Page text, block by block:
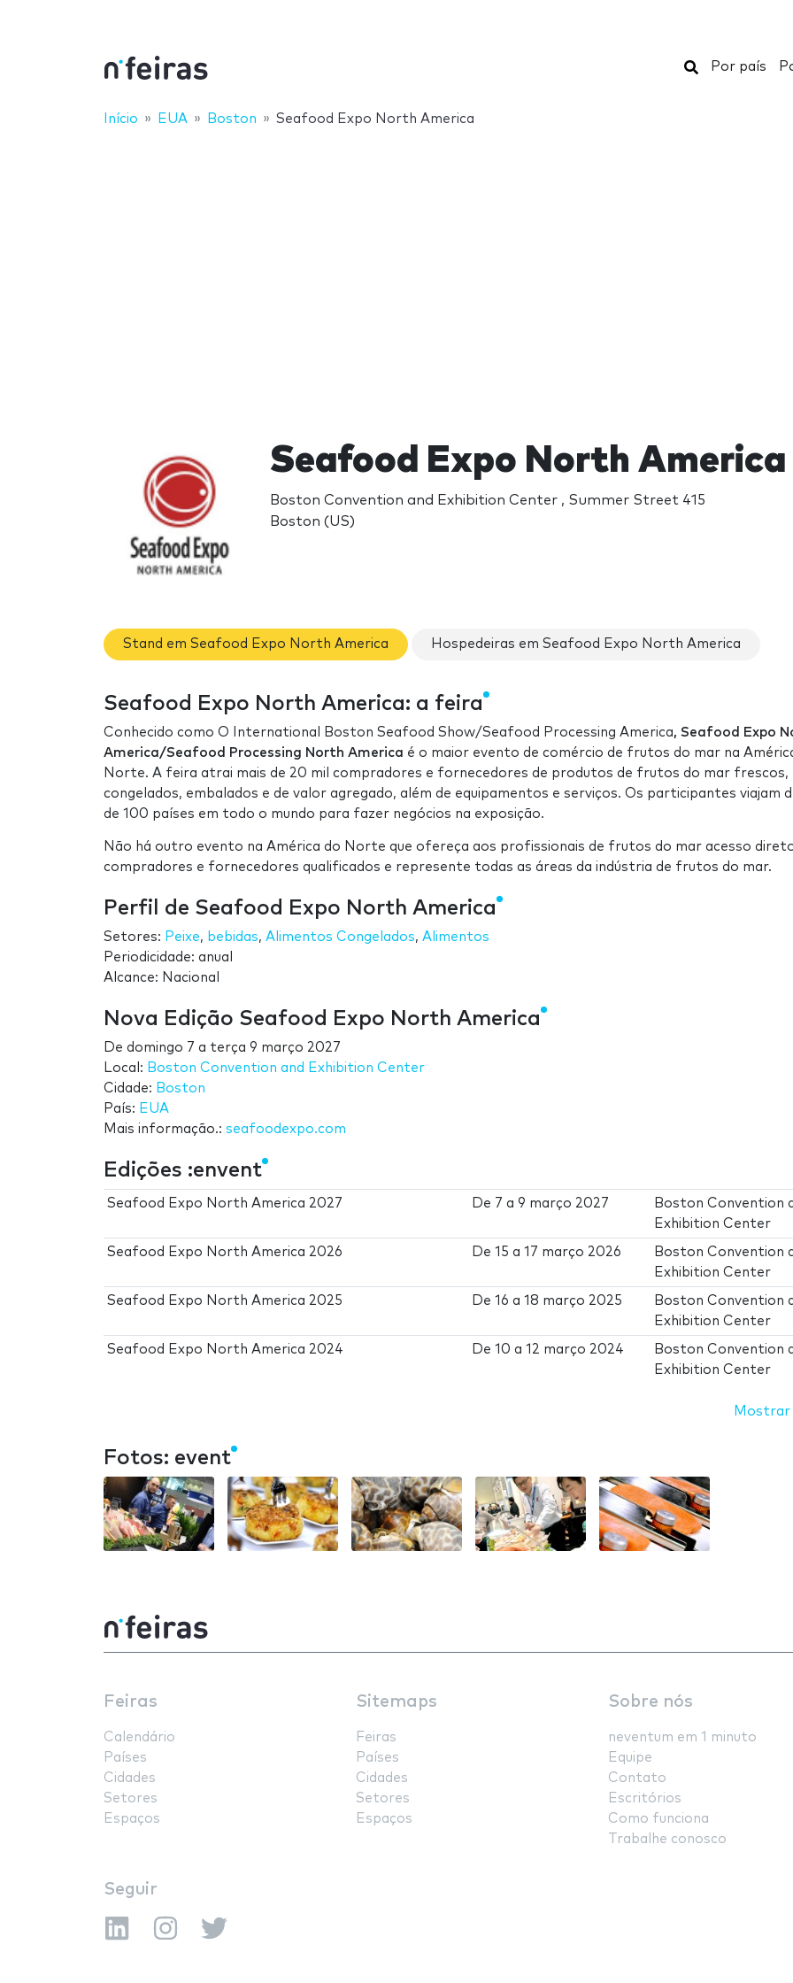
Buscar
Por país
Início EUA Boston Seafood Expo North America
Seafood Expo North America
Boston Convention and Exhibition Center , Summer Street 415
Boston (US)
Stand em Seafood Expo North America Hospedeiras em Seafood Expo North America
Seafood Expo North America: a feira
Conhecido como O International Boston Seafood Show/Seafood Processing America, Seafood Expo
America/Seafood Processing North America é o maior evento de comércio de frutos do mar na
Norte. A feira atrai mais de 20 mil compradores e fornecedores de produtos de frutos do mar frescos,
congelados, embalados e de valor agregado, além de equipamentos e serviços. Os participantes viajam
de 100 países em todo o mundo para fazer negócios na exposição.
Não há outro evento na América do Norte que ofereça aos profissionais de frutos do mar acesso
compradores e fornecedores qualificados e represente todas as áreas da indústria de frutos do mar.
Perfil de Seafood Expo North America
Setores: Peixe, bebidas, Alimentos Congelados, Alimentos
Periodicidade: anual
Alcance: Nacional
Nova Edição Seafood Expo North America
De domingo 7 a terça 9 março 2027
Local: Boston Convention and Exhibition Center
Cidade: Boston
País: EUA
Mais informação.: seafoodexpo.com
Edições :envent
Seafood Expo North America 2027 De 7 a9 março 2027
Boston Convention
Exhibition Center
Seafood Expo North America 2026 De15 a17 março 2026
Boston Convention
Exhibition Center
Seafood Expo North America 2025 De16 a18 março 2025
Boston Convention
Exhibition Center
Seafood Expo North America 2024 De10 a12 março 2024
Boston Convention
Exhibition Center
Mostrar
Fotos: event
Feiras
Calendário
Países
Cidades
Setores
Espaços
Sitemaps
Feiras
Países
Cidades
Setores
Espaços
Sobre nós
neventum em 1 minuto
Equipe
Contato
Escritórios
Como funciona
Trabalhe conosco
Seguir